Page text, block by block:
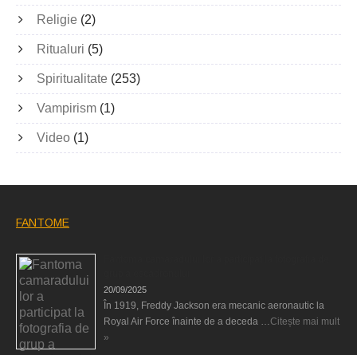
Religie (2)
Ritualuri (5)
Spiritualitate (253)
Vampirism (1)
Video (1)
FANTOME
20/09/2025
În 1919, Freddy Jackson era mecanic aeronautic la
Royal Air Force înainte de a deceda …Citește mai mult
»